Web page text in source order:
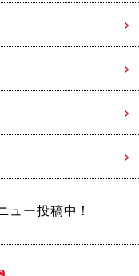
ュー投稿中！